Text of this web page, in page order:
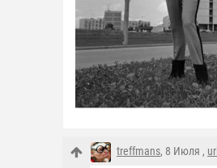
treffmans, 8 Июля , url